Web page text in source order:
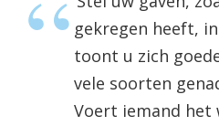
gekregen heeft,
toont u zich
vele soorten
Voert iemand het